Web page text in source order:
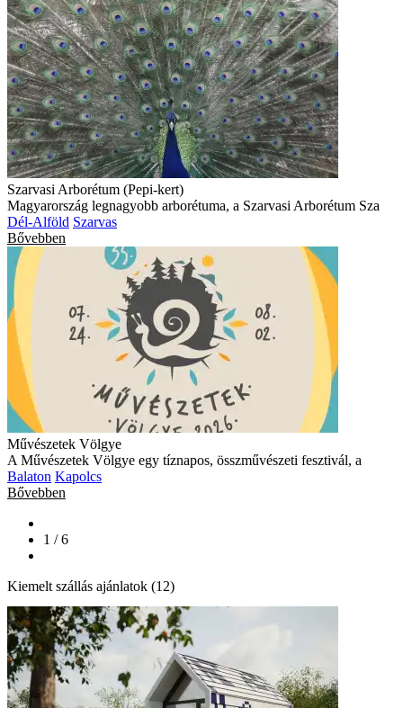
Szarvasi Arborétum (Pepi-kert)
Magyarország legnagyobb arborétuma, a Szarvasi Arborétum Sza
Dél-Alföld Szarvas
Bővebben
Művészetek Völgye
A Művészetek Völgye egy tíznapos, összművészeti fesztivál, a
Balaton Kapolcs
Bővebben
1 / 6
Kiemelt szállás ajánlatok (12)